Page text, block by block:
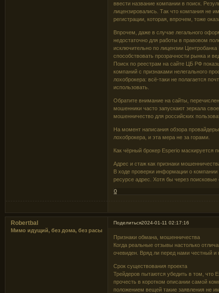
ввести название компании в поиск.
лицензировались. Так что компания не
регистрации, которая, впрочем, тоже
Впрочем, даже в случае легального
недостаточно для работы в правовом
исключительно по лицензии
способствовать прозрачности рынка и
Поиск по реестрам на сайте ЦБ РФ
компаний с признаками нелегального
лохоброкера: всё-таки не полагается
использовать.
Обратите внимание на сайты,
мошенники часто запускают зеркала
мошенничество для российских
На момент написания обзора
лохоброкера, и эта мера не за горами.
Как чёрный брокер Esperio маскируется
Адрес и стаж как признаки
В ходе проверки информации о
ресурсе адрес. Хотя бы через
0
Поделиться2024-01-11 02:17:16
Robertbal
Мимо идущий, без дома, без расы
Признаки обмана, мошенничества
Когда реальные отзывы настолько
очевиден. Вряд ли перед нами честный
Срок существования проекта
Трейдеров пытаются убедить в том, что
прочесть в коротком описании самой
положением вещей такие заявления не